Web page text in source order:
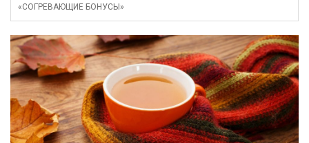
«СОГРЕВАЮЩИЕ БОНУСЫ»